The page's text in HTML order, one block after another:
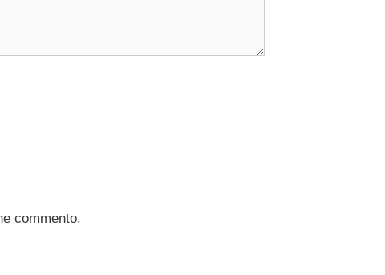
commento.